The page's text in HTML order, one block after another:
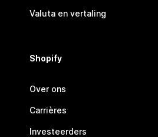
Valuta en vertaling
Shopify
Over ons
Carrières
Investeerders